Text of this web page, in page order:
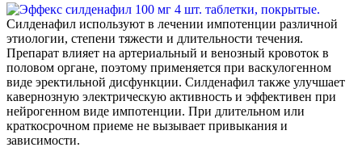
Силденафил используют в лечении импотенции различной
этиологии, степени тяжести и длительности течения.
Препарат влияет на артериальный и венозный кровоток в
половом органе, поэтому применяется при васкулогенном
виде эректильной дисфункции. Силденафил также улучшает
кавернозную электрическую активность и эффективен при
нейрогенном виде импотенции. При длительном или
краткосрочном приеме не вызывает привыкания и
зависимости.